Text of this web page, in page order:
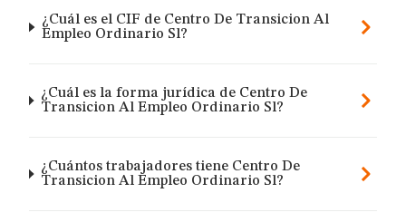
¿Cuál es el CIF de Centro De Transicion Al
Empleo Ordinario Sl?
¿Cuál es la forma jurídica de Centro De
Transicion Al Empleo Ordinario Sl?
¿Cuántos trabajadores tiene Centro De
Transicion Al Empleo Ordinario Sl?